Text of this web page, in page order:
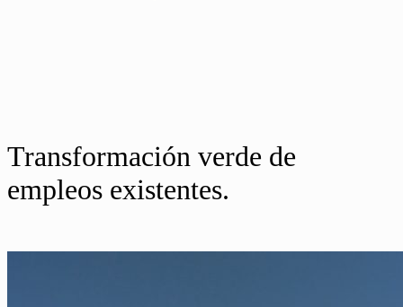
Transformación verde de
empleos existentes.